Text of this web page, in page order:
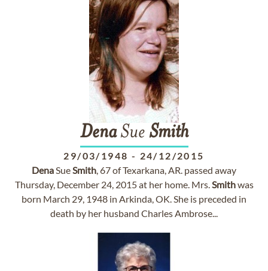
DenaSue Smith
29/03/1948 - 24/12/2015
DenaSueSmith, 67 of Texarkana, AR. passed away
Thursday, December 24, 2015 at her home. Mrs.Smithwas
born March 29, 1948 in Arkinda, OK. She is preceded in
death by her husband Charles Ambrose...